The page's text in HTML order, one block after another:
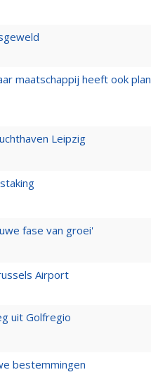
maatschappij heeft ook plan
Leipzig
fase van groei'
Airport
uit Golfregio
bestemmingen